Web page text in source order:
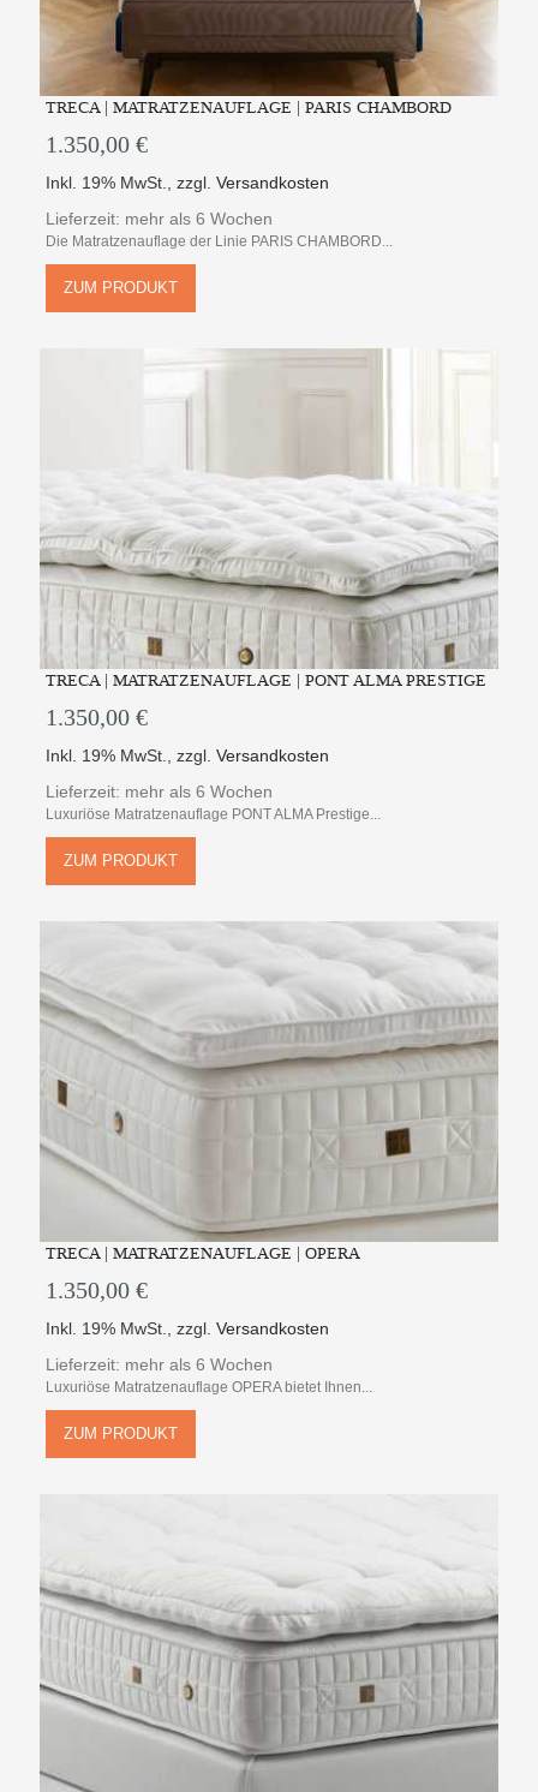
TRECA | MATRATZENAUFLAGE | PARIS CHAMBORD
1.350,00 €
Inkl. 19% MwSt.,zzgl.Versandkosten
Lieferzeit: mehr als 6 Wochen
Die Matratzenauflage der Linie PARIS CHAMBORD...
ZUM PRODUKT
TRECA | MATRATZENAUFLAGE | PONT ALMA PRESTIGE
1.350,00 €
Inkl. 19% MwSt. ,zzgl.Versandkosten
Lieferzeit: mehr als 6 Wochen
Luxuriöse Matratzenauflage PONT ALMA Prestige...
ZUM PRODUKT
TRECA | MATRATZENAUFLAGE | OPERA
1.350,00 €
Inkl. 19% MwSt. ,zzgl.Versandkosten
Lieferzeit: mehr als 6 Wochen
Luxuriöse Matratzenauflage OPERA bietet Ihnen...
ZUM PRODUKT